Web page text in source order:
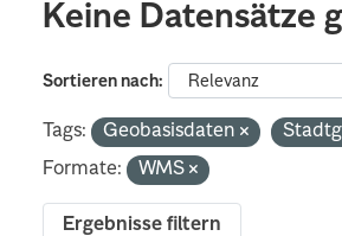
Keine Datensätze
Sortieren nach
Tags: Geobasisdaten
Formate:
WMS
Ergebnisse filtern